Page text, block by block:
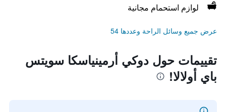
لوازم استحمام مجانية
عرض جميع وسائل الراحة وعددها 54
تقييمات حول دوكي أرمينياسكا سويتس
باي أولالا!